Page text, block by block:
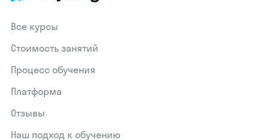
Все курсы
Стоимость занятий
Процесс обучения
Платформа
Отзывы
Наш подход к обучению